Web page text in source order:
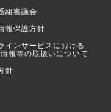
組審議会
報保護方針
インサービスにおける
報等の取扱いについて
針